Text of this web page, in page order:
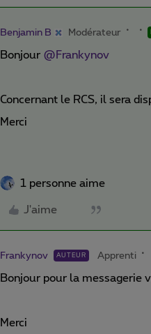
Benjamin B Modérateur
Bonjour @Frankynov
Concernant le RCS, il sera
Merci
1 personne aime
J'aime
Frankynov AUTEUR Apprenti
Bonjour pour la messagerie
Merci